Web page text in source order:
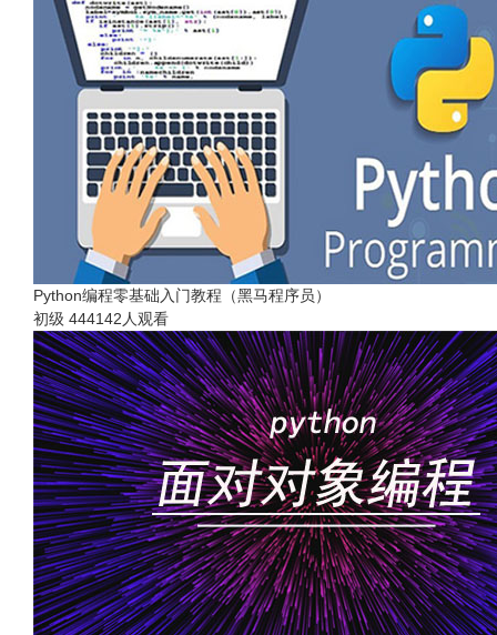
Python编程零基础入门教程（黑马程序员）
初级 444142人观看